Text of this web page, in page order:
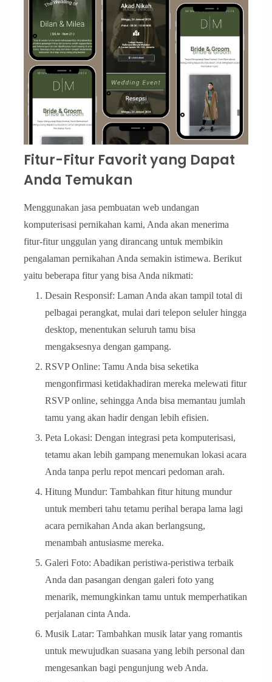
Fitur-Fitur Favorit yang Dapat
Anda Temukan
Menggunakan jasa pembuatan web undangan
komputerisasi pernikahan kami, Anda akan menerima
fitur-fitur unggulan yang dirancang untuk membikin
pengalaman pernikahan Anda semakin istimewa. Berikut
yaitu beberapa fitur yang bisa Anda nikmati:
Desain Responsif: Laman Anda akan tampil total di
pelbagai perangkat, mulai dari telepon seluler hingga
desktop, menentukan seluruh tamu bisa
mengaksesnya dengan gampang.
RSVP Online: Tamu Anda bisa seketika
mengonfirmasi ketidakhadiran mereka melewati fitur
RSVP online, sehingga Anda bisa memantau jumlah
tamu yang akan hadir dengan lebih efisien.
Peta Lokasi: Dengan integrasi peta komputerisasi,
tetamu akan lebih gampang menemukan lokasi acara
Anda tanpa perlu repot mencari pedoman arah.
Hitung Mundur: Tambahkan fitur hitung mundur
untuk memberi tahu tetamu perihal berapa lama lagi
acara pernikahan Anda akan berlangsung,
menambah antusiasme mereka.
Galeri Foto: Abadikan peristiwa-peristiwa terbaik
Anda dan pasangan dengan galeri foto yang
menarik, memungkinkan tamu untuk memperhatikan
perjalanan cinta Anda.
Musik Latar: Tambahkan musik latar yang romantis
untuk mewujudkan suasana yang lebih personal dan
mengesankan bagi pengunjung web Anda.